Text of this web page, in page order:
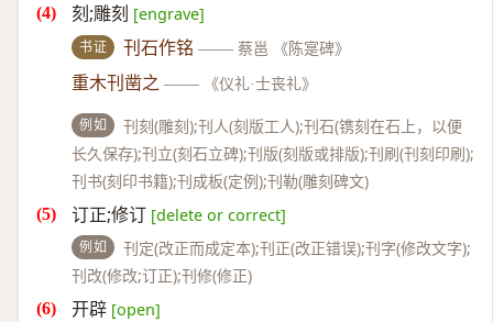
刻;雕刻 [engrave]
书证 刊石作铭 —— 蔡邕 《陈寔碑》
重木刊凿之 —— 《仪礼·士丧礼》
例如
刊刻(雕刻);刊人(刻版工人);刊石(镌刻在石上，以便
长久保存);刊立(刻石立碑);刊版(刻版或排版);刊刷(刊刻印刷);
刊书(刻印书籍);刊成板(定例);刊勒(雕刻碑文)
订正;修订 [delete or correct]
例如
刊定(改正而成定本);刊正(改正错误);刊字(修改文字);
刊改(修改;订正);刊修(修正)
开辟 [open]